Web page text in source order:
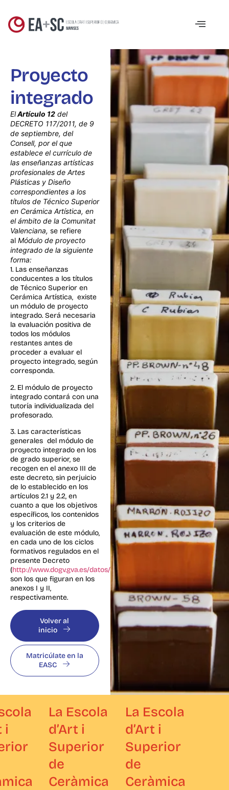
Proyecto
integrado
ElArtículo 12 del
DECRETO 117/2011, de 9
de septiembre, del
Consell, por el que
establece el currículo de
las enseñanzas artísticas
profesionales de Artes
Plásticas y Diseño
correspondientes a los
títulos de Técnico Superior
en Cerámica Artística, en
el ámbito de la Comunitat
Valenciana, se refiere
al Módulo de proyecto
integrado de la siguiente
forma:
1. Las enseñanzas
conducentes a los títulos
de Técnico Superior en
Cerámica Artística, existe
un módulo de proyecto
integrado. Será necesaria
la evaluación positiva de
todos los módulos
restantes antes de
proceder a evaluar el
proyecto integrado, según
corresponda.
2. El módulo de proyecto
integrado contará con una
tutoría individualizada del
profesorado.
3. Las características
generales del módulo de
proyecto integrado en los
de grado superior, se
recogen en el anexo III de
este decreto, sin perjuicio
de lo establecido en los
artículos 2.1 y 2.2, en
cuanto a que los objetivos
específicos, los contenidos
y los criterios de
evaluación de este módulo,
en cada uno de los ciclos
formativos regulados en el
presente Decreto
(http://www.dogv.gva.es/datos/2011/09/13/pdf/2011_9341.pdf
son los que figuran en los
anexos I y II,
respectivamente.
Volver al
inicio
Matricúlate en la
EASC
La Escola
d’Art i
Superior
de
Ceràmica
La Escola
d’Art i
Superior
de
Ceràmica